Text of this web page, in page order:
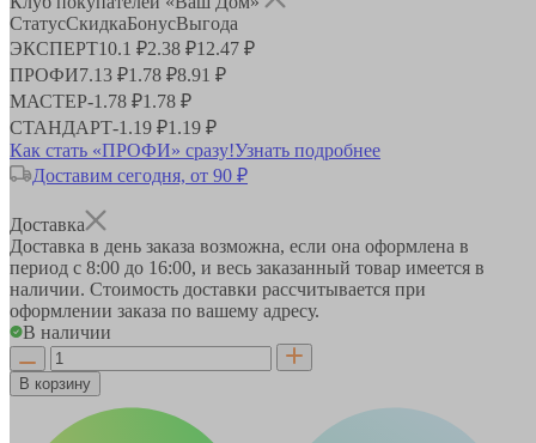
СтатусСкидкаБонусВыгода
ЭКСПЕРТ10.1 ₽2.38 ₽12.47 ₽
ПРОФИ7.13 ₽1.78 ₽8.91 ₽
МАСТЕР-1.78 ₽1.78 ₽
СТАНДАРТ-1.19 ₽1.19 ₽
Как стать «ПРОФИ» сразу!Узнать подробнее
Доставим сегодня, от 90 ₽
Доставка
Доставка в день заказа возможна, если она оформлена в
период с 8:00 до 16:00, и весь заказанный товар имеется в
наличии. Стоимость доставки рассчитывается при
оформлении заказа по вашему адресу.
В наличии
В корзину